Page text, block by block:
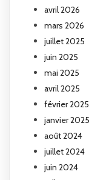
avril 2026
mars 2026
juillet 2025
juin 2025
mai 2025
avril 2025
février 2025
janvier 2025
août 2024
juillet 2024
juin 2024